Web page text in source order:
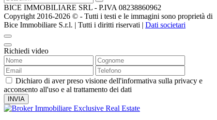
BICE IMMOBILIARE SRL - P.IVA 08238860962
Copyright 2016-2026 ©️ - Tutti i testi e le immagini sono proprietà di
Bice Immobiliare S.r.l. | Tutti i diritti riservati | Dati societari
Richiedi video
Dichiaro di aver preso visione dell'informativa sulla privacy e
acconsento all'uso e al trattamento dei dati